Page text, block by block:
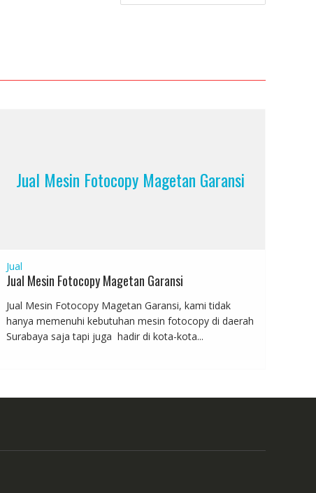
Jual Mesin Fotocopy Magetan Garansi
Jual
Jual Mesin Fotocopy Magetan Garansi
Jual Mesin Fotocopy Magetan Garansi, kami tidak
hanya memenuhi kebutuhan mesin fotocopy di daerah
Surabaya saja tapi juga hadir di kota-kota...